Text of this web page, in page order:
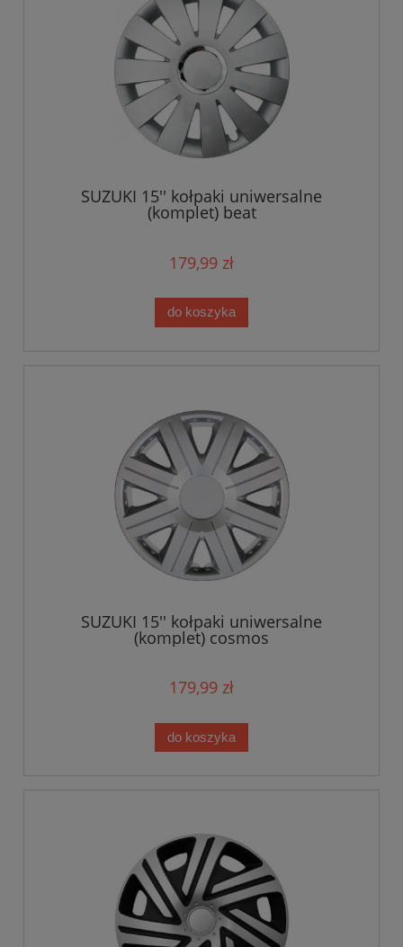
SUZUKI 15'' kołpaki uniwersalne
(komplet) beat
179,99 zł
do koszyka
SUZUKI 15'' kołpaki uniwersalne
(komplet) cosmos
179,99 zł
do koszyka